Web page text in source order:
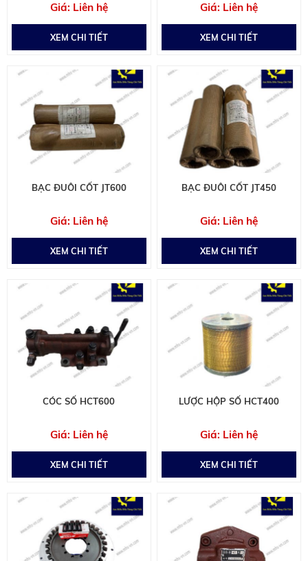
Liên hệ
XEM CHI TIẾT
Liên hệ
XEM CHI TIẾT
BẠC ĐUÔI CỐT JT600
Liên hệ
XEM CHI TIẾT
BẠC ĐUÔI CỐT JT450
Liên hệ
XEM CHI TIẾT
CÓC SỐ HCT600
Liên hệ
XEM CHI TIẾT
LƯỢC HỘP SỐ HCT400
Liên hệ
XEM CHI TIẾT